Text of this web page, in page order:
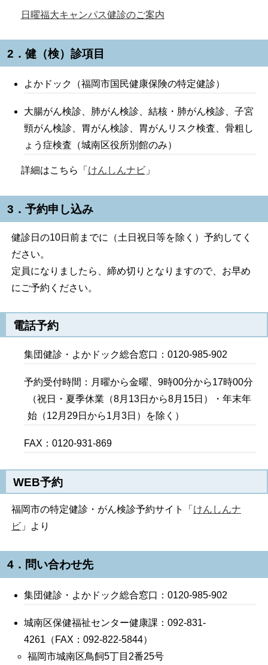
日曜福大キャンパス健診のご案内
2．健（検）診項目
よかドック（福岡市国民健康保険の特定健診）
大腸がん検診、肺がん検診、結核・肺がん検診、子宮
頸がん検診、胃がん検診、胃がんリスク検査、骨粗し
ょう症検査（城南区役所別館のみ）
詳細はこちら「 けんしんナビ」
3．予約申し込み
健診日の10日前までに（土日祝日等を除く）予約してく
ださい。
定員になりましたら、締め切りとなりますので、お早め
にご予約ください。
電話予約
集団健診・よかドック総合窓口：0120-985-902
予約受付時間：月曜から金曜、9時00分から17時00分
（祝日・夏季休業（8月13日から8月15日）・年末年
始（12月29日から1月3日）を除く）
FAX：0120-931-869
WEB予約
福岡市の特定健診・がん検診予約サイト「 けんしんナ
ビ」より
4．問い合わせ先
集団健診・よかドック総合窓口：0120-985-902
城南区保健福祉センター健康課：092-831-
4261（FAX：092-822-5844）
福岡市城南区鳥飼5丁目2番25号